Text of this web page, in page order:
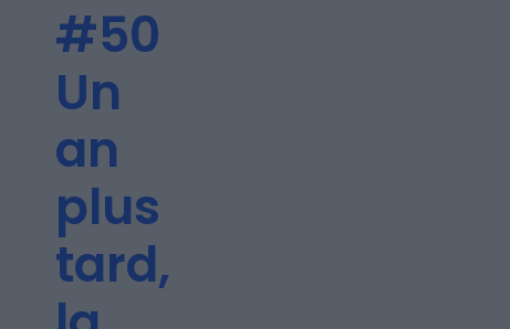
Les épisodes
Les articles
#50
Un
an
plus
tard,